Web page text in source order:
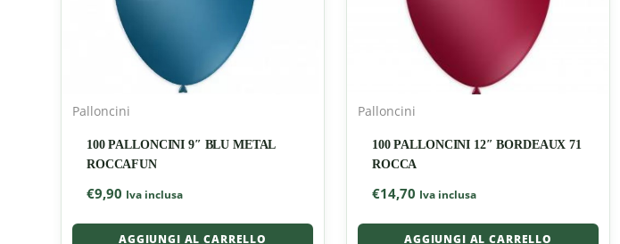
Palloncini
100 PALLONCINI 9″ BLU METAL
ROCCAFUN
€9,90 Iva inclusa
AGGIUNGI AL CARRELLO
Palloncini
100 PALLONCINI 12″ BORDEAUX 71
ROCCA
€14,70 Iva inclusa
AGGIUNGI AL CARRELLO